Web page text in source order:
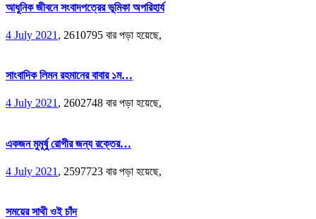
আধুনিক জীবনে সংবাদপত্রের ভূমিকা অপরিহার্য
4 July 2021 , 2610795 বার পড়া হয়েছে,
সাংবাদিক লিমন রহমানের বাবার ১ম…
4 July 2021, 2602748 বার পড়া হয়েছে,
একজন মুমূর্ষু রোগীর জন্য রক্তের…
4 July 2021 , 2597723 বার পড়া হয়েছে,
সময়ের সাথী ওই চাঁদ